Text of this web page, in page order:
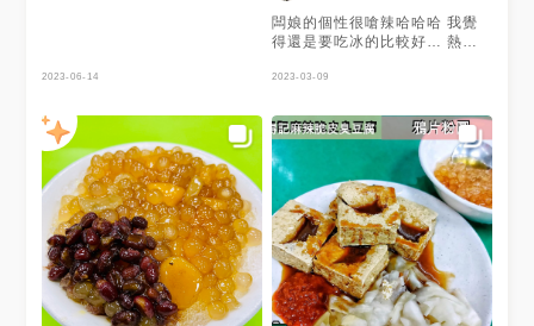
2023-06-14
闆娘的個性很嗆辣哈哈哈 我覺
得還是要吃冰的比較好… 熱的
造型很特別 但口感就中規中矩
2023-03-09